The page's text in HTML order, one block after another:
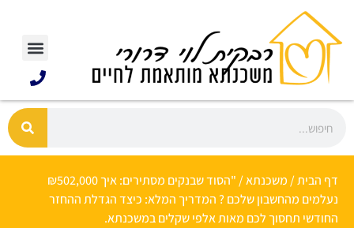
דף הבית/משכנתא/
"הסוד שבנקים מסתירים: איך ₪502,000
נעלמים מהחשבון שלכם ? המדריך המלא: כיצד הגדלת ההחזר
החודשי תחסוך לכם מאות אלפי שקלים במשכנתא.